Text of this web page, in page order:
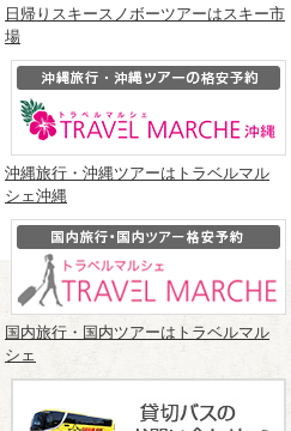
日帰りスキースノボーツアーはスキー市
場
沖縄旅行・沖縄ツアーはトラベルマル
シェ沖縄
国内旅行・国内ツアーはトラベルマル
シェ